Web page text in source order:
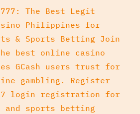
The Best Legit
Philippines for
& Sports Betting Join
best online casino
GCash users trust for
gambling. Register
login registration for
sports betting